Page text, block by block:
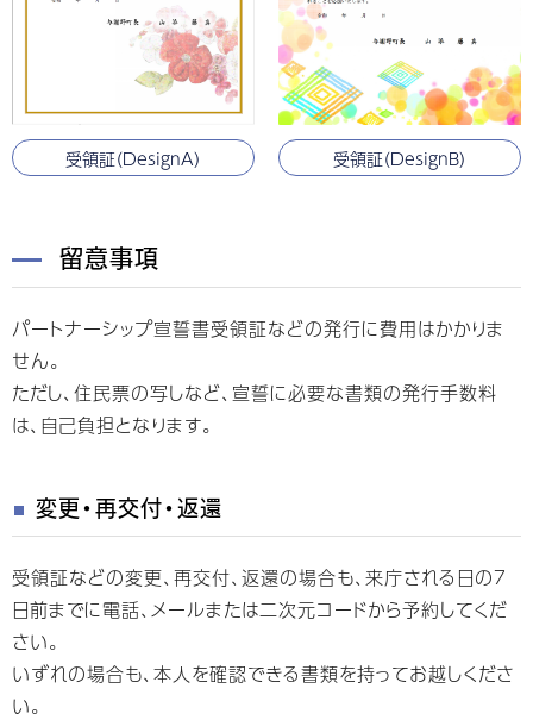
受領証（DesignA） 受領証（DesignB）
留意事項
パートナーシップ宣誓書受領証などの発行に費用はかかりま
せん。
ただし、住民票の写しなど、宣誓に必要な書類の発行手数料
は、自己負担となります。
変更・再交付・返還
受領証などの変更、再交付、返還の場合も、来庁される日の7
日前までに電話、メールまたは二次元コードから予約してくだ
さい。
いずれの場合も、本人を確認できる書類を持ってお越しくださ
い。